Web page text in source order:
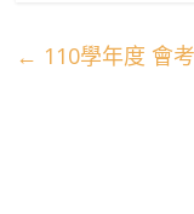
← 110學年度 會